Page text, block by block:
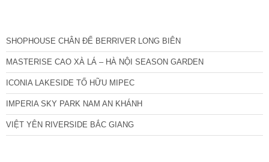
SHOPHOUSE CHÂN ĐẾ BERRIVER LONG BIÊN
MASTERISE CAO XÀ LÁ – HÀ NỘI SEASON GARDEN
ICONIA LAKESIDE TỐ HỮU MIPEC
IMPERIA SKY PARK NAM AN KHÁNH
VIỆT YÊN RIVERSIDE BẮC GIANG